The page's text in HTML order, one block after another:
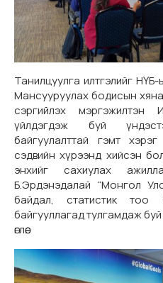
Танилцуулга илтгэлийг
Мансууруулах бодисын
сэргийлэх
үйлдэгдэж буй
байгуулалттай гэмт хэрэг
сэдвийн хүрээнд хийсэн
энхийг сахиулах
Б.Эрдэнэдалай “Монгол
байдал, статистик тоо
байгууллагад тулгамдаж
өглөө.